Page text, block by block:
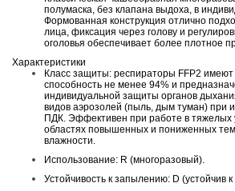
полумаска, без клапана выдоха, в
Формованная конструкция отлично
лица, фиксация через голову и
оголовья обеспечивает более плотное
Характеристики
Класс защиты: респираторы FFP2
способность не менее 94% и
индивидуальной защиты органов
видов аэрозолей (пыль, дым туман) при
ПДК. Эффективен при работе в тяжелых
областях повышенных и пониженных
влажности.
Использование: R (многоразовый).
Устойчивость к запылению: D (устойчив